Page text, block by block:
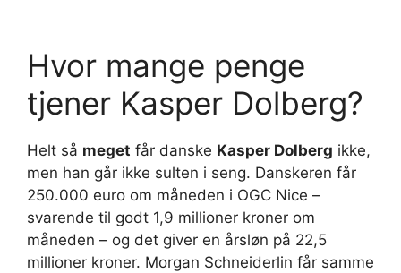
Hvor mange penge
tjener Kasper Dolberg?
Helt så meget får danske Kasper Dolberg ikke,
men han går ikke sulten i seng. Danskeren får
250.000 euro om måneden i OGC Nice –
svarende til godt 1,9 millioner kroner om
måneden – og det giver en årsløn på 22,5
millioner kroner. Morgan Schneiderlin får samme